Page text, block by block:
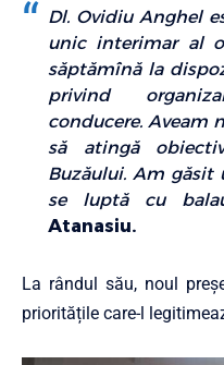
Dl. Ovidiu Anghel
unic interimar al
săptămînă la
privind
conducere. Aveam
să atingă
Buzăului. Am găsit
se luptă cu
Atanasiu.
La rândul său, noul
prioritățile care-l